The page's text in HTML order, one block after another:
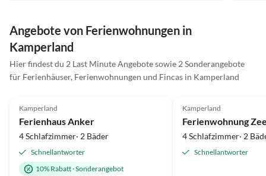
Angebote von Ferienwohnungen in
Kamperland
Hier findest du 2 Last Minute Angebote sowie 2 Sonderangebote
für Ferienhäuser, Ferienwohnungen und Fincas in Kamperland
Kamperland
Ferienhaus Anker
4 Schlafzimmer· 2 Bäder
Schnellantworter
10% Rabatt·Sonderangebot
Kamperland
4 Schlafzimmer· 2
Schnellantworter